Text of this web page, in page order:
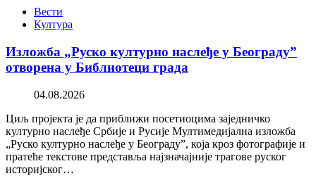
Вести
Култура
Изложба „Руско културно наслеђе у Београду”
отворена у Библиотеци града
04.08.2026
Циљ пројекта је да приближи посетиоцима заједничко
културно наслеђе Србије и Русије Мултимедијална изложба
„Руско културно наслеђе у Београду”, која кроз фотографије и
пратеће текстове представља најзначајније трагове руског
историјског…